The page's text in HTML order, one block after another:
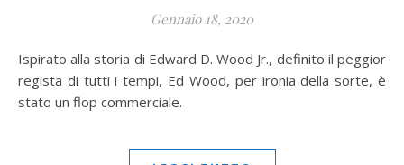
Gennaio 18, 2020
Ispirato alla storia di Edward D. Wood Jr., definito il peggior
regista di tutti i tempi, Ed Wood, per ironia della sorte, è
stato un flop commerciale.